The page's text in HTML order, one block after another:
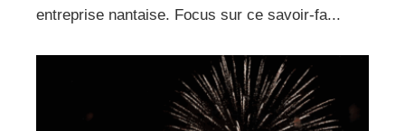
entreprise nantaise. Focus sur ce savoir-fa...